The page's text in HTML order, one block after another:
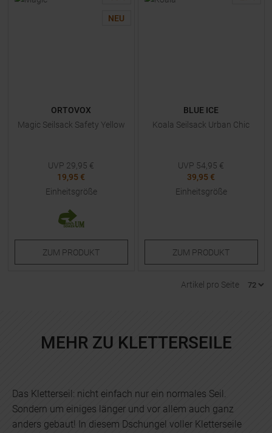
NEU
ORTOVOX
Magic Seilsack Safety Yellow
UVP 29,95 €
19,95 €
Einheitsgröße
ZUM PRODUKT
BLUE ICE
Koala Seilsack Urban Chic
UVP 54,95 €
39,95 €
Einheitsgröße
ZUM PRODUKT
Artikel pro Seite
MEHR ZU KLETTERSEILE
Das Kletterseil: nicht einfach nur ein normales Seil.
Sondern um einiges länger und vor allem auch ganz
anders gebaut! In diesem Dschungel voller Kletterseile